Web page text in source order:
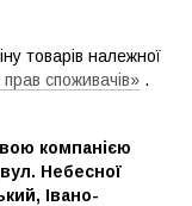
товарів належної
споживачів» .
компанією
Небесної
Івано-